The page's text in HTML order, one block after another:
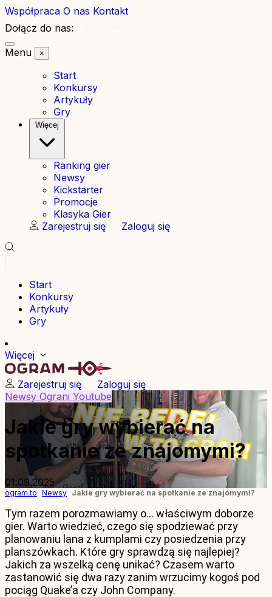
Współpraca O nas Kontakt
Dołącz do nas:
Menu
×
Start
Konkursy
Artykuły
Gry
Więcej
Ranking gier
Newsy
Kickstarter
Promocje
Klasyka Gier
Zarejestruj się
Zaloguj się
Start
Konkursy
Artykuły
Gry
Więcej
Zarejestruj się
Zaloguj się
Newsy Ograni Youtube
Jakie gry wybierać na
spotkanie ze znajomymi?
01.09.2025
ogram.to Newsy Jakie gry wybierać na spotkanie ze znajomymi?
Tym razem porozmawiamy o… właściwym doborze
gier. Warto wiedzieć, czego się spodziewać przy
planowaniu lana z kumplami czy posiedzenia przy
planszówkach. Które gry sprawdzą się najlepiej?
Jakich za wszelką cenę unikać? Czasem warto
zastanowić się dwa razy zanim wrzucimy kogoś pod
pociąg Quake’a czy John Company.